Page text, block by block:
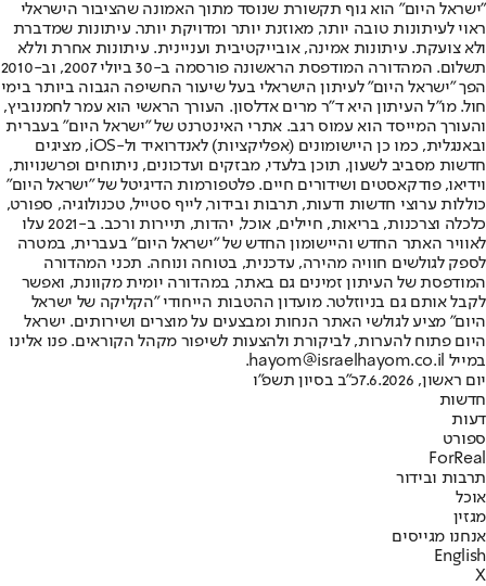
"ישראל היום" הוא גוף תקשורת שנוסד מתוך האמונה שהציבור הישראלי
ראוי לעיתונות טובה יותר, מאוזנת יותר ומדויקת יותר. עיתונות שמדברת
ולא צועקת. עיתונות אמינה, אובייקטיבית ועניינית. עיתונות אחרת וללא
תשלום. המהדורה המודפסת הראשונה פורסמה ב-30 ביולי 2007, וב-2010
הפך "ישראל היום" לעיתון הישראלי בעל שיעור החשיפה הגבוה ביותר בימי
חול. מו"ל העיתון היא ד"ר מרים אדלסון. העורך הראשי הוא עמר לחמנוביץ,
והעורך המייסד הוא עמוס רגב. אתרי האינטרנט של "ישראל היום" בעברית
ובאנגלית, כמו כן היישומונים (אפליקציות) לאנדרואיד ול-iOS, מציגים
חדשות מסביב לשעון, תוכן בלעדי, מבזקים ועדכונים, ניתוחים ופרשנויות,
וידיאו, פודקאסטים ושידורים חיים. פלטפורמות הדיגיטל של "ישראל היום"
כוללות ערוצי חדשות ודעות, תרבות ובידור, לייף סטייל, טכנולוגיה, ספורט,
כלכלה וצרכנות, בריאות, חיילים, אוכל, יהדות, תיירות ורכב. ב-2021 עלו
לאוויר האתר החדש והיישומון החדש של "ישראל היום" בעברית, במטרה
לספק לגולשים חוויה מהירה, עדכנית, בטוחה ונוחה. תכני המהדורה
המודפסת של העיתון זמינים גם באתר, במהדורה יומית מקוונת, ואפשר
לקבל אותם גם בניוזלטר. מועדון ההטבות הייחודי "הקליקה של ישראל
היום" מציע לגולשי האתר הנחות ומבצעים על מוצרים ושירותים. ישראל
היום פתוח להערות, לביקורת ולהצעות לשיפור מקהל הקוראים. פנו אלינו
במייל hayom@israelhayom.co.il.
יום ראשון, 7.6.2026
כ"ב בסיון תשפ"ו
חדשות
דעות
ספורט
ForReal
תרבות ובידור
אוכל
מגזין
אנחנו מגייסים
English
X